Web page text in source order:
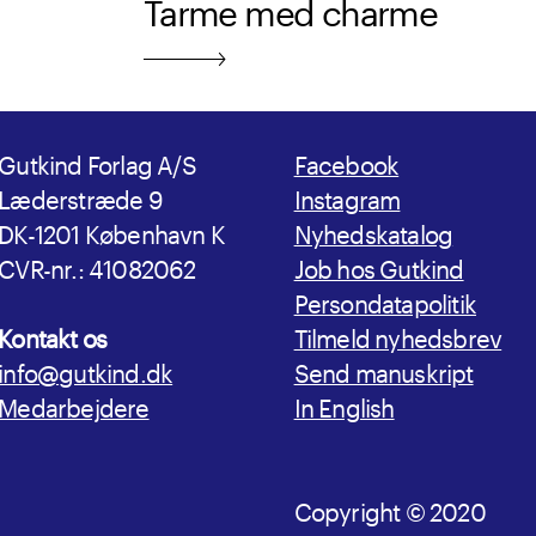
Forlag A/S
9
1201 København K
nr.: 41082062
os
Facebook
Instagram
Nyhedskatalog
Job hos Gutkind
Persondatapolitik
Tilmeld nyhedsbrev
Send manuskript
In English
Copyright © 2020